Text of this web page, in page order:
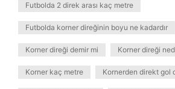
Futbolda 2 direk arası kaç metre
Futbolda korner direğinin boyu ne kadardır
Korner direği demir mi Korner direği
Korner kaç metre Kornerden direkt gol